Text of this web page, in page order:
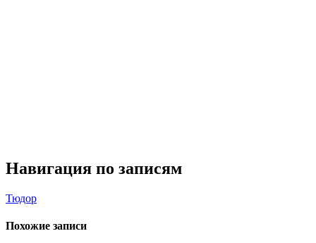
Навигация по записям
Тюдор
Похожие записи